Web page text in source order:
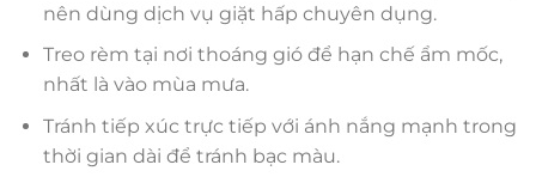
nên dùng dịch vụ giặt hấp chuyên dụng.
Treo rèm tại nơi thoáng gió để hạn chế ẩm mốc,
nhất là vào mùa mưa.
Tránh tiếp xúc trực tiếp với ánh nắng mạnh trong
thời gian dài để tránh bạc màu.